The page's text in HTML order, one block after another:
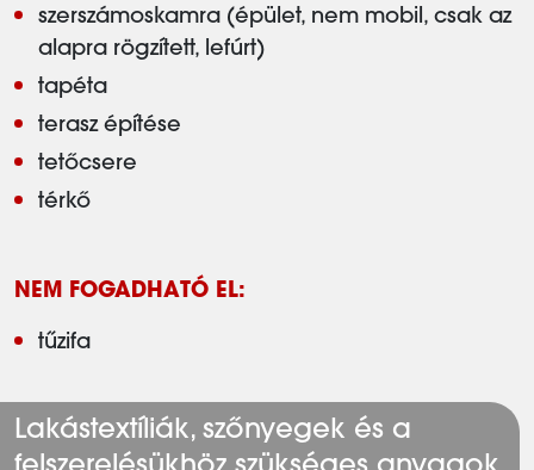
szerszámoskamra (épület, nem mobil, csak az
alapra rögzített, lefúrt)
tapéta
terasz építése
tetőcsere
térkő
NEM FOGADHATÓ EL:
tűzifa
Lakástextíliák, szőnyegek és a